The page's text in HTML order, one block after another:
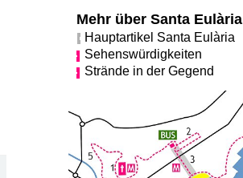
Mehr über Santa Eulària
Hauptartikel Santa Eulària
Sehenswürdigkeiten
Strände in der Gegend